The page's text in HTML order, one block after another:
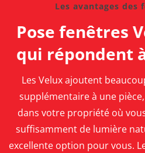
Les avantages des
Pose fenêtres
qui répondent
Les Velux ajoutent
supplémentaire à une
dans votre propriété où
suffisamment de lumière
excellente option pour vous.